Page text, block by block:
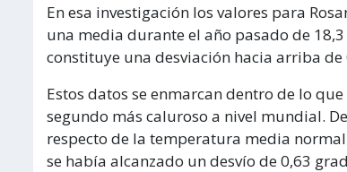
En esa investigación los valores para
una media durante el año pasado de
constituye una desviación hacia arriba
Estos datos se enmarcan dentro de lo
segundo más caluroso a nivel mundial.
respecto de la temperatura media
se había alcanzado un desvío de 0,63